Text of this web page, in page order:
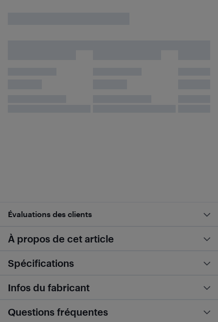
Évaluations des clients
À propos de cet article
Spécifications
Infos du fabricant
Questions fréquentes